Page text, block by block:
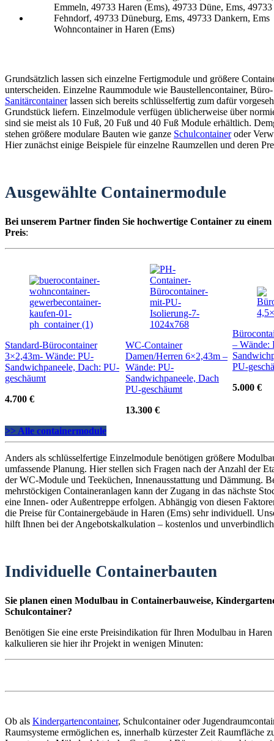
Wohncontainer in Haren (Ems)
Grundsätzlich lassen sich einzelne Fertigmodule und größere
unterscheiden. Einzelne Raummodule wie Baustellencontainer,
Sanitärcontainerlassen sich bereits schlüsselfertig zum dafür
Grundstück liefern. Einzelmodule verfügen üblicherweise über
sind sie meist als 10 Fuß, 20 Fuß und 40 Fuß Module erhältlich.
stehen größere modulare Bauten wie ganze Schulcontaineroder
Hier zunächst einige Beispiele für einzelne Raumzellen und deren
Ausgewählte Containermodule
Bei unserem Partner finden Sie hochwertige Container zu einem
Preis:
Standard-Bürocontainer
3×2,43m- Wände: PU-
Sandwichpaneele, Dach: PU-
geschäumt
4.700 €
WC-Container
Damen/Herren 6×2,43m –
Wände: PU-
Sandwichpaneele, Dach
PU-geschäumt
13.300 €
– Wände:
PU-
5.000 €
>> Alle containermodule
Anders als schlüsselfertige Einzelmodule benötigen größere
umfassende Planung. Hier stellen sich Fragen nach der Anzahl der
der WC-Module und Teeküchen, Innenausstattung und Dämmung.
mehrstöckigen Containeranlagen kann der Zugang in das nächste
eine Innen- oder Außentreppe erfolgen. Abhängig von diesen
die Preise für Containergebäude in Haren (Ems) sehr individuell.
hilft Ihnen bei der Angebotskalkulation – kostenlos und
Individuelle Containerbauten
Sie planen einen Modulbau in Containerbauweise,
Schulcontainer?
Benötigen Sie eine erste Preisindikation für Ihren Modulbau in
kalkulieren sie hier ihr Projekt in wenigen Minuten:
Ob als Kindergartencontainer, Schulcontainer oder
Raumsysteme ermöglichen es, innerhalb kürzester Zeit Raumfläche